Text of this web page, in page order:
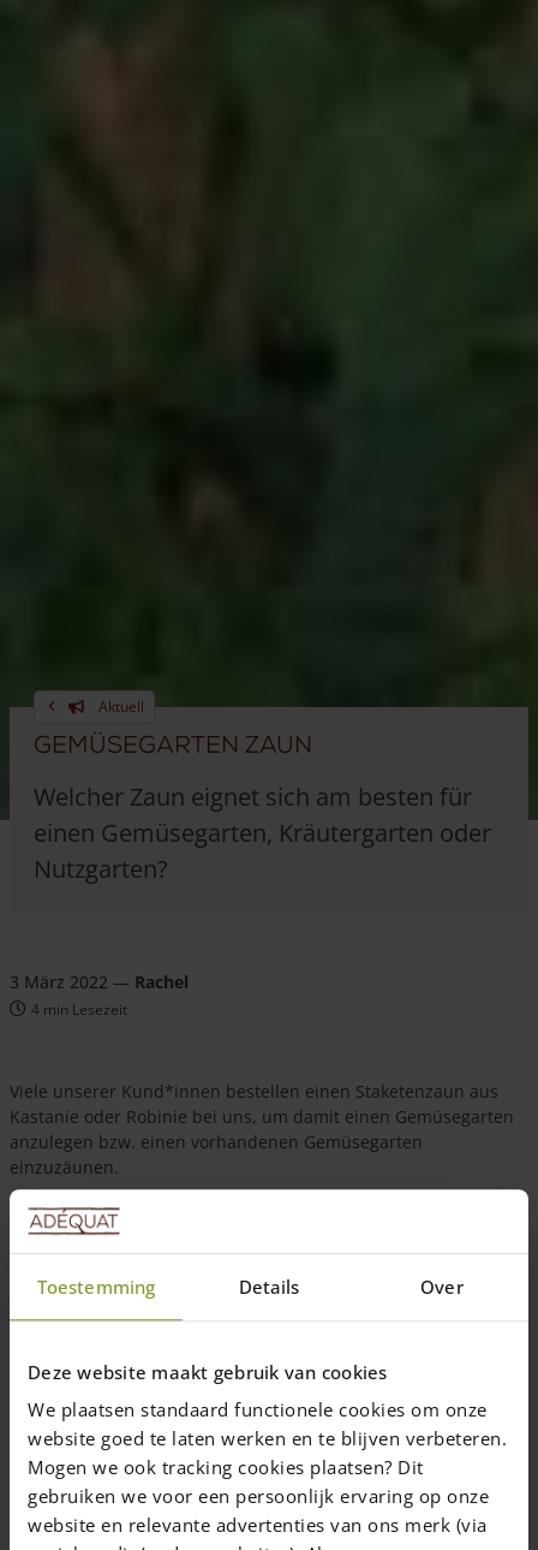
Toestemming Details Over
Deze website maakt gebruik van cookies
We plaatsen standaard functionele cookies om onze
website goed te laten werken en te blijven verbeteren.
Mogen we ook tracking cookies plaatsen? Dit
gebruiken we voor een persoonlijk ervaring op onze
website en relevante advertenties van ons merk (via
Aktuell
Gemüsegarten Zaun
Welcher Zaun eignet sich am besten für
einen Gemüsegarten, Kräutergarten oder
Nutzgarten?
3 März 2022 — Rachel
4 min Lesezeit
Viele unserer Kund*innen bestellen einen Staketenzaun aus
Kastanie oder Robinie bei uns, um damit einen Gemüsegarten
anzulegen bzw. einen vorhandenen Gemüsegarten
einzuzäunen.
Wenn Sie selbst auch darüber nachdenken, einen
Gemüsegarten anzulegen, finden Sie hier ein wenig Inspiration.
unseres Foto-Wettbewerbs eingesandt wurden.